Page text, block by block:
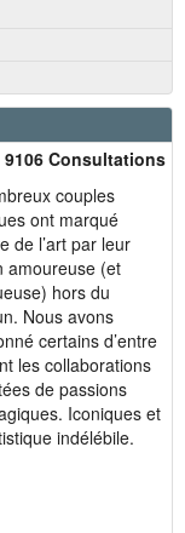
9106 Consultations
couples
ont marqué
de l’art par leur
amoureuse (et
hors du
Nous avons
certains d’entre
les collaborations
de passions
Iconiques et
indélébile.